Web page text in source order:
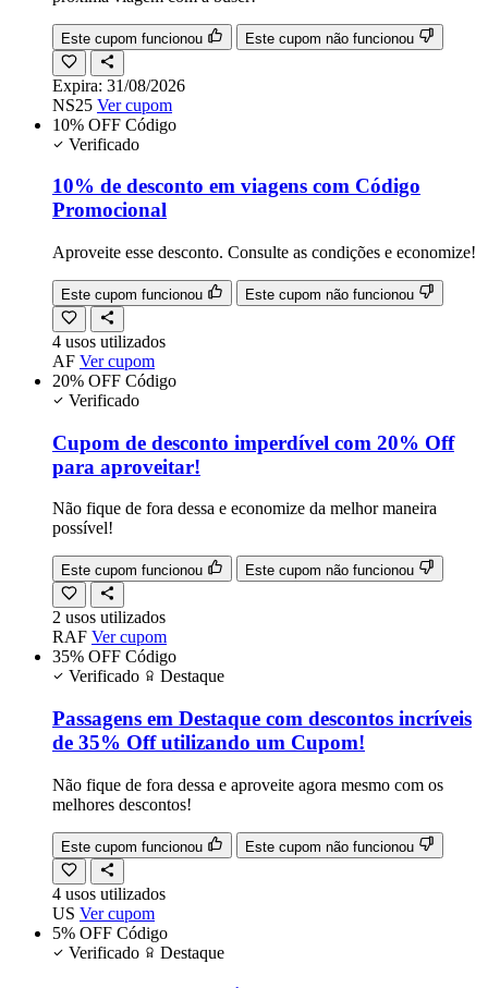
Este cupom funcionou Este cupom não funcionou
Expira: 31/08/2026
NS25 Ver cupom
10% OFF Código
Verificado
10% de desconto em viagens com Código
Promocional
Aproveite esse desconto. Consulte as condições e economize!
Este cupom funcionou Este cupom não funcionou
4 usos utilizados
AF Ver cupom
20% OFF Código
Verificado
Cupom de desconto imperdível com 20% Off
para aproveitar!
Não fique de fora dessa e economize da melhor maneira
possível!
Este cupom funcionou Este cupom não funcionou
2 usos utilizados
RAF Ver cupom
35% OFF Código
Verificado
Destaque
Passagens em Destaque com descontos incríveis
de 35% Off utilizando um Cupom!
Não fique de fora dessa e aproveite agora mesmo com os
melhores descontos!
Este cupom funcionou Este cupom não funcionou
4 usos utilizados
US Ver cupom
5% OFF Código
Verificado
Destaque